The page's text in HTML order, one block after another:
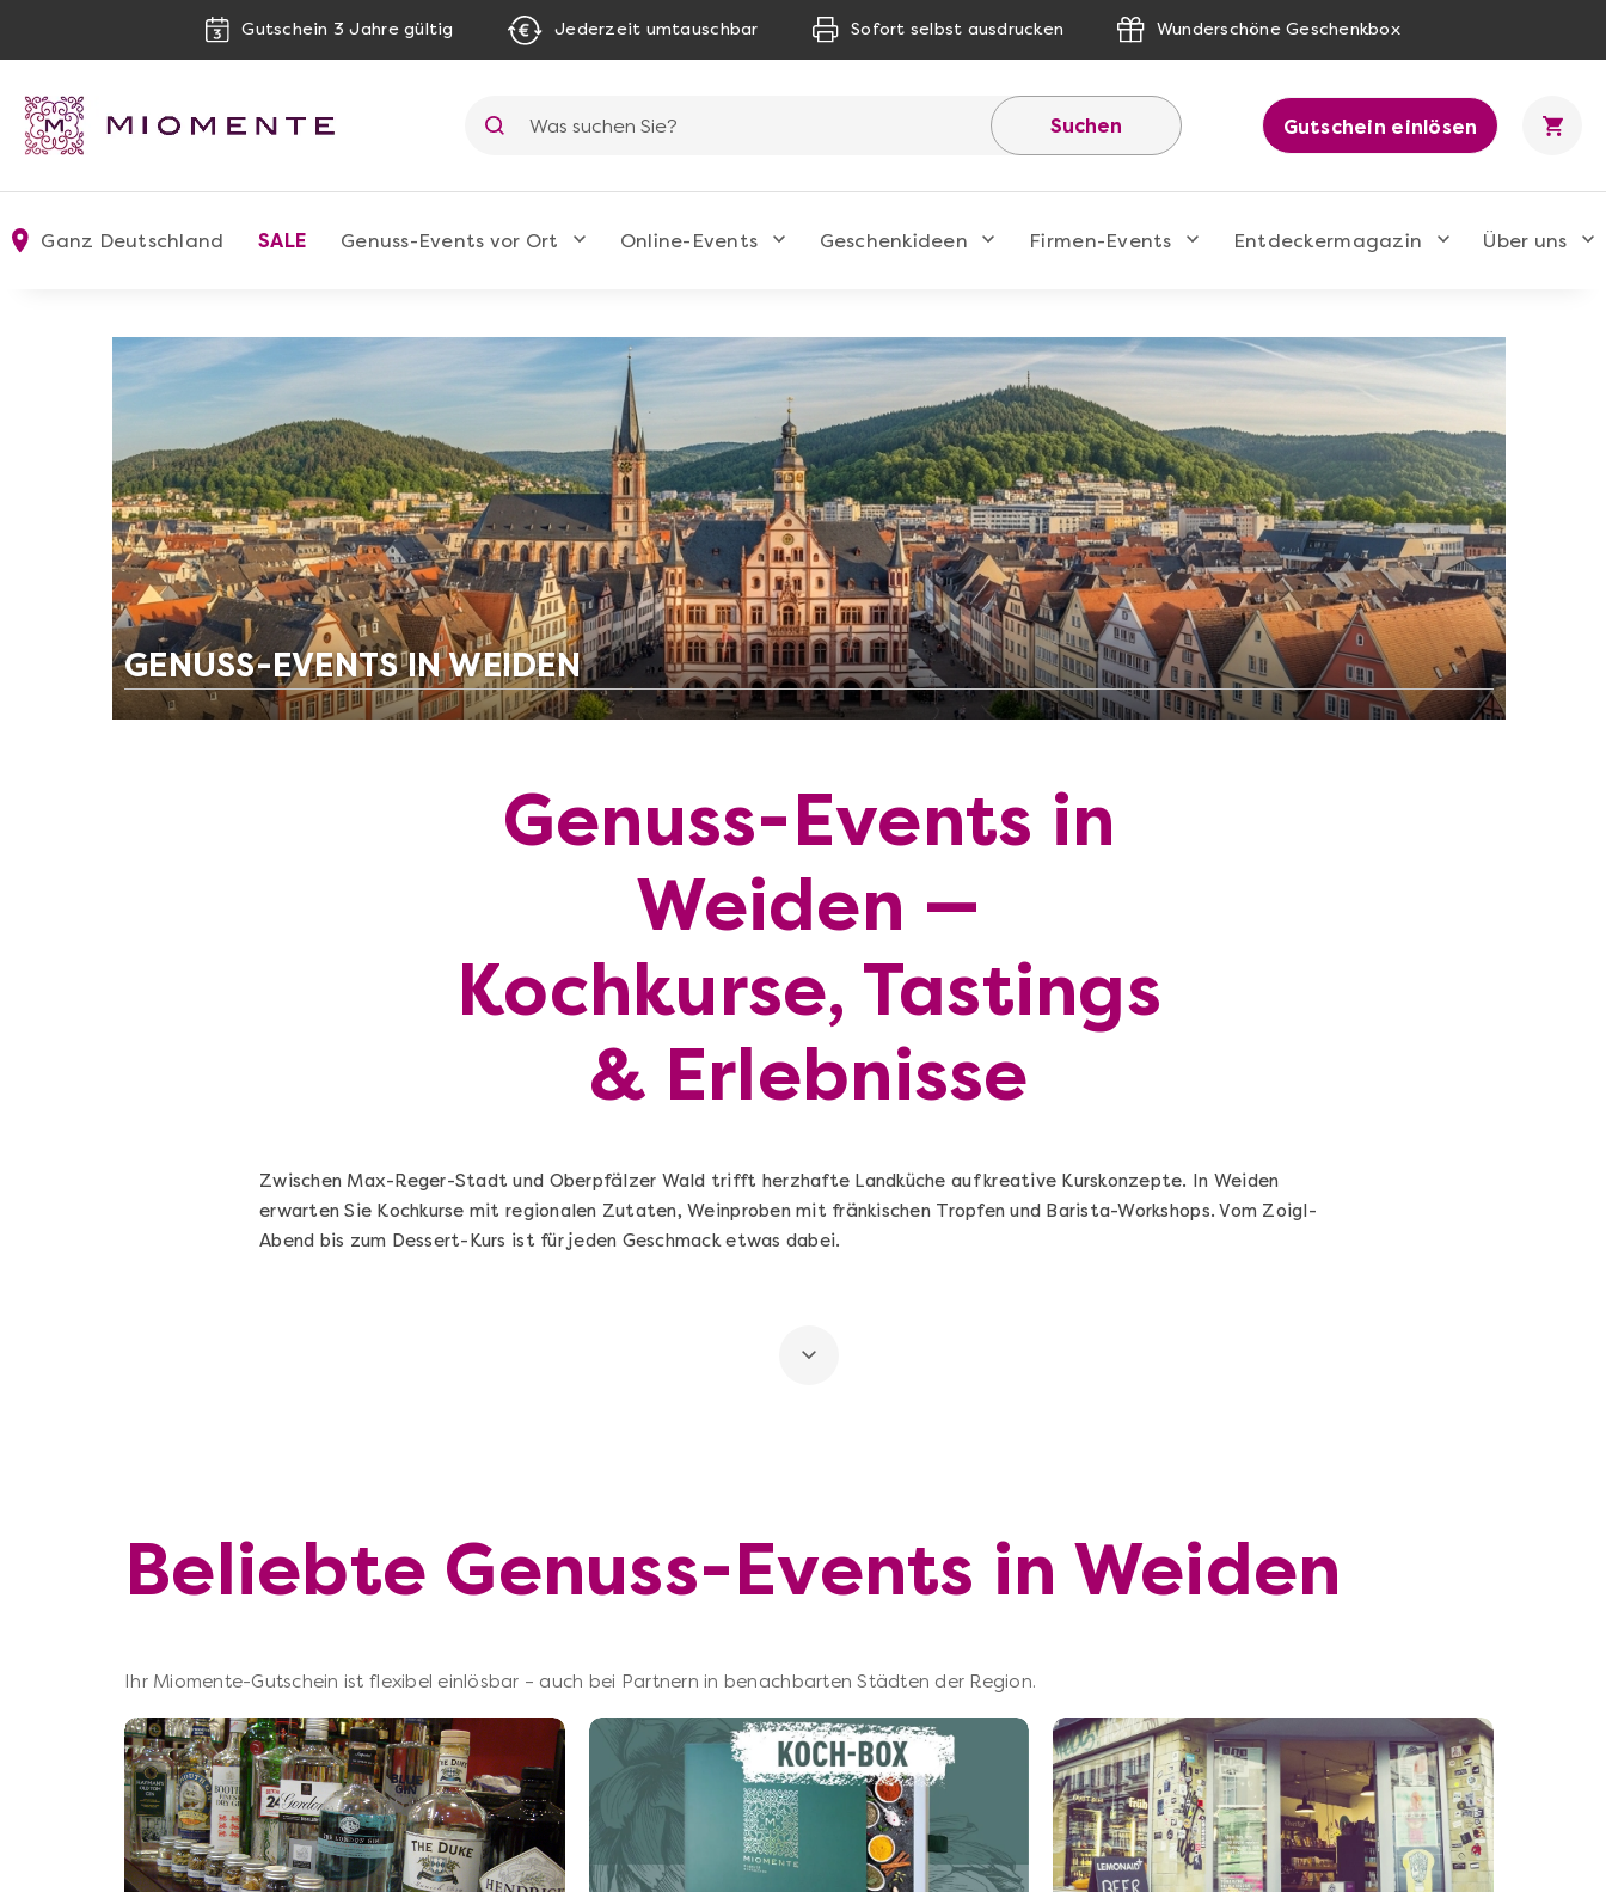
Gutschein 3 Jahre gültig Jederzeit umtauschbar Sofort selbst ausdrucken Wunderschöne Geschenkbox
Suchen Gutschein einlösen
Ganz Deutschland SALE Genuss-Events vor Ort Online-Events Geschenkideen Firmen-Events Entdeckermagazin Über uns
GENUSS-EVENTS IN WEIDEN
Genuss-Events in
Weiden —
Kochkurse, Tastings
& Erlebnisse
Zwischen Max-Reger-Stadt und Oberpfälzer Wald trifft herzhafte Landküche auf kreative Kurskonzepte. In Weiden
erwarten Sie Kochkurse mit regionalen Zutaten, Weinproben mit fränkischen Tropfen und Barista-Workshops. Vom Zoigl-
Abend bis zum Dessert-Kurs ist für jeden Geschmack etwas dabei.
Beliebte Genuss-Events in Weiden
Ihr Miomente-Gutschein ist flexibel einlösbar – auch bei Partnern in benachbarten Städten der Region.